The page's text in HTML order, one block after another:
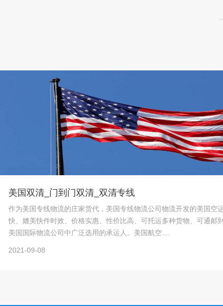
美国双清_门到门双清_双清专线
作为美国专线物流的庄家货代，美国专线物流公司物流开发的美国空
快、媲美快件时效、价格实惠、性价比高、可托运多种货物、可通邮
美国国际物流公司中广泛选用的承运人。美国航空....
2021-09-08